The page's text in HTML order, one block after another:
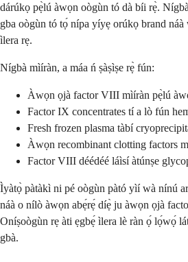
dárúkọ pẹ̀lú àwọn oògùn tó dà bíi rẹ̀.
gba oògùn tó tọ́ nípa yíyẹ orúkọ brand
ìlera rẹ.
Nígbà mìíràn, a máa ń ṣàṣìṣe rẹ̀ fún:
Àwọn ọjà factor VIII mìíràn pẹ̀lú
Factor IX concentrates tí a lò fún
Fresh frozen plasma tàbí
Àwọn recombinant clotting factors
Factor VIII déédéé láìsí àtúnṣe
Ìyàtọ̀ pàtàkì ni pé oògùn pàtó yìí wà nínú
náà o nílò àwọn abẹ́rẹ́ díẹ̀ ju àwọn ọjà
Oníṣoògùn rẹ àti ẹgbẹ́ ìlera lè ràn ọ́ lọ́wọ́
gbà.